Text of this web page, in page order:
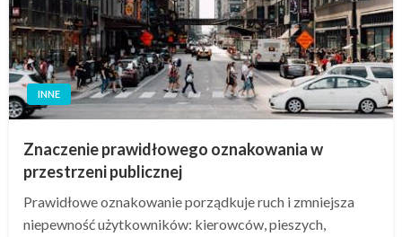
INNE
Znaczenie prawidłowego oznakowania w
przestrzeni publicznej
Prawidłowe oznakowanie porządkuje ruch i zmniejsza
niepewność użytkowników: kierowców, pieszych,